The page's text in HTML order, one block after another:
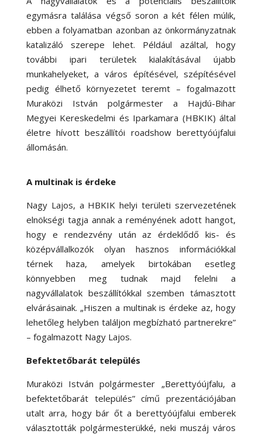
egymásra találása végső soron a két félen múlik,
ebben a folyamatban azonban az önkormányzatnak
katalizáló szerepe lehet. Például azáltal, hogy
további ipari területek kialakításával újabb
munkahelyeket, a város építésével, szépítésével
pedig élhető környezetet teremt – fogalmazott
Muraközi István polgármester a Hajdú-Bihar
Megyei Kereskedelmi és Iparkamara (HBKIK) által
életre hívott beszállítói roadshow berettyóújfalui
állomásán.
A multinak is érdeke
Nagy Lajos, a HBKIK helyi területi szervezetének
elnökségi tagja annak a reményének adott hangot,
hogy e rendezvény után az érdeklődő kis- és
középvállalkozók olyan hasznos információkkal
térnek haza, amelyek birtokában esetleg
könnyebben meg tudnak majd felelni a
nagyvállalatok beszállítókkal szemben támasztott
elvárásainak. „Hiszen a multinak is érdeke az, hogy
lehetőleg helyben találjon megbízható partnerekre”
– fogalmazott Nagy Lajos.
Befektetőbarát település
Muraközi István polgármester „Berettyóújfalu, a
befektetőbarát település” című prezentációjában
utalt arra, hogy bár őt a berettyóújfalui emberek
választották polgármesterükké, neki muszáj város